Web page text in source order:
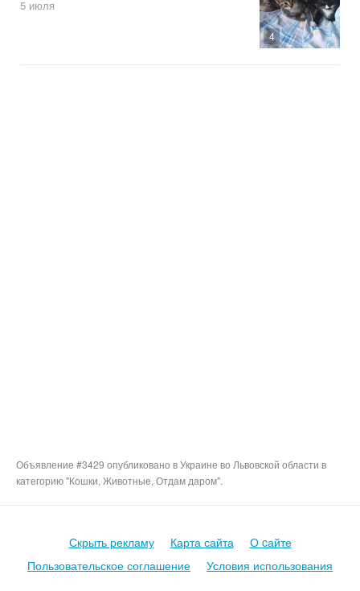
4
5 июля
Объявление #3429 опубликовано в Украине во Львовской области в
категорию "Кошки, Животные, Отдам даром".
Скрыть рекламу Карта сайта
О cайте
Пользовательское соглашение
Условия использования